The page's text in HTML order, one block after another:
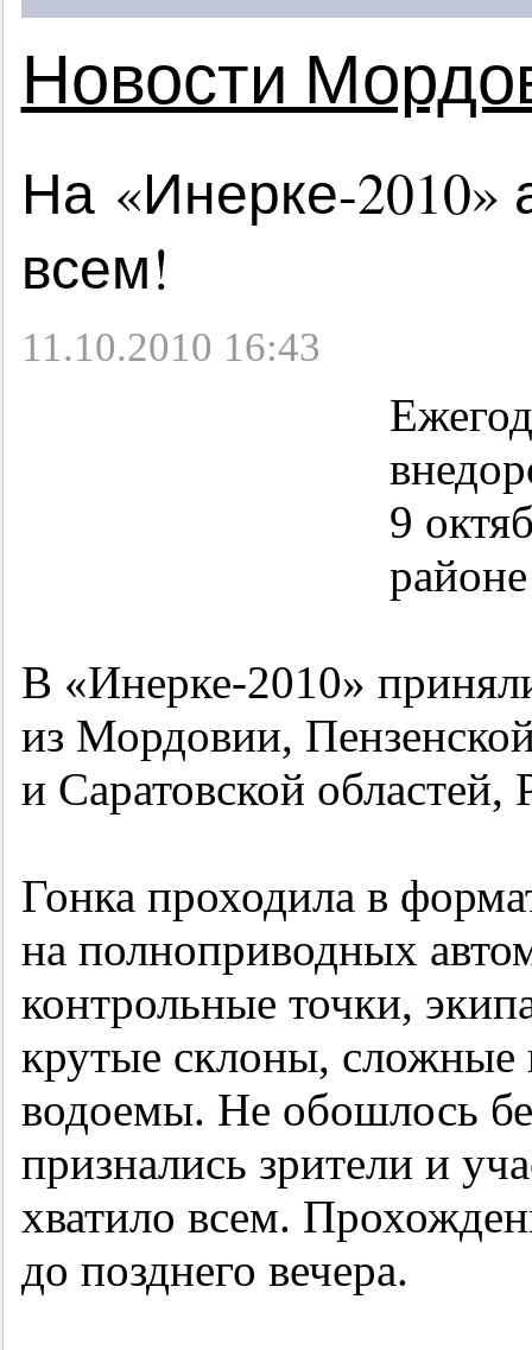
Новости
На «Инерке-2010»
всем!
11.10.2010 16:43
9
В «Инерке-2010»
из Мордовии,
и Саратовской
Гонка проходила в
на полноприводных
контрольные точки,
крутые склоны, сложные
водоемы. Не обошлось
признались зрители и
хватило всем.
до позднего вечера.